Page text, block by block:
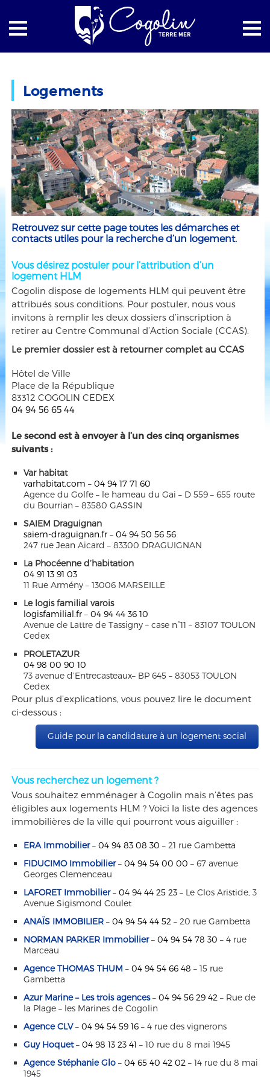
Logements
Retrouvez sur cette page toutes les démarches et
contacts utiles pour la recherche d’un logement.
Vous désirez postuler pour l’attribution d’un
logement HLM
Cogolin dispose de logements HLM qui peuvent être
attribués sous conditions. Pour postuler, nous vous
invitons à remplir les deux dossiers d’inscription à
retirer au Centre Communal d’Action Sociale (CCAS).
Le premier dossier est à retourner complet au CCAS
Hôtel de Ville
Place de la République
83312 COGOLIN CEDEX
04 94 56 65 44
Le second est à envoyer à l’un des cinq organismes
suivants :
Var habitat
varhabitat.com – 04 94 17 71 60
Agence du Golfe – le hameau du Gai – D 559 – 655 route
du Bourrian – 83580 GASSIN
SAIEM Draguignan
saiem-draguignan.fr– 04 94 50 56 56
247 rue Jean Aicard – 83300 DRAGUIGNAN
La Phocéenne d’habitation
04 91 13 91 03
11 Rue Armény – 13006 MARSEILLE
Le logis familial varois
logisfamilial.fr– 04 94 44 36 10
Avenue de Lattre de Tassigny – case n°11 – 83107 TOULON
Cedex
PROLETAZUR
04 98 00 90 10
73 avenue d’Entrecasteaux– BP 645 – 83053 TOULON
Cedex
Pour plus d’explications, vous pouvez lire le document
ci-dessous :
Guide pour la candidature à un logement social
Vous recherchez un logement ?
Vous souhaitez emménager à Cogolin mais n’êtes pas
éligibles aux logements HLM ? Voici la liste des agences
immobilières de la ville qui pourront vous aiguiller :
ERA Immobilier – 04 94 83 08 30 – 21 rue Gambetta
FIDUCIMO Immobilier – 04 94 54 00 00 – 67 avenue
Georges Clemenceau
LAFORET Immobilier – 04 94 44 25 23– Le Clos Aristide, 3
Avenue Sigismond Coulet
ANAÏS IMMOBILIER – 04 94 54 44 52 – 20 rue Gambetta
NORMAN PARKER Immobilier – 04 94 54 78 30 – 4 rue
Marceau
Agence THOMAS THUM – 04 94 54 66 48 – 15 rue
Gambetta
Azur Marine – Les trois agences – 04 94 56 29 42 – Rue de
la Plage – les Marines de Cogolin
Agence CLV – 04 94 54 59 16– 4 rue des vignerons
Guy Hoquet– 04 98 13 23 41 – 10 rue du 8 mai 1945
Agence Stéphanie Glo– 04 65 40 42 02 – 14 rue du 8 mai
1945